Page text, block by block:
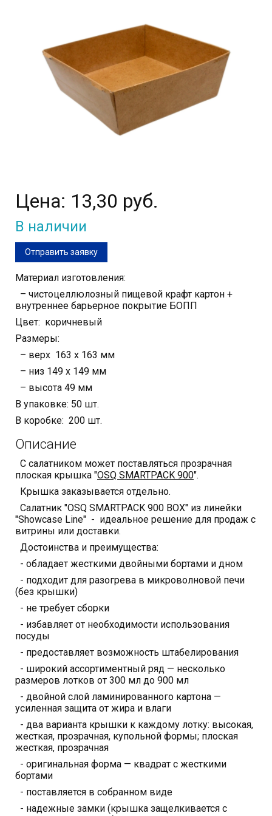
Цена: 13,30 руб.
В наличии
Отправить заявку
Материал изготовления:
– чистоцеллюлозный пищевой крафт картон +
внутреннее барьерное покрытие БОПП
Цвет: коричневый
Размеры:
– верх 163 х 163 мм
– низ 149 х 149 мм
– высота 49 мм
В упаковке: 50 шт.
В коробке: 200 шт.
Описание
С салатником может поставляться прозрачная
плоская крышка "OSQ SMARTPACK 900".
Крышка заказывается отдельно.
Салатник "OSQ SMARTPACK 900 BOX" из линейки
"Showcase Line" - идеальное решение для продаж с
витрины или доставки.
Достоинства и преимущества:
- обладает жесткими двойными бортами и дном
- подходит для разогрева в микроволновой печи
(без крышки)
- не требует сборки
- избавляет от необходимости использования
посуды
- предоставляет возможность штабелирования
- широкий ассортиментный ряд — несколько
размеров лотков от 300 мл до 900 мл
- двойной слой ламинированного картона —
усиленная защита от жира и влаги
- два варианта крышки к каждому лотку: высокая,
жесткая, прозрачная, купольной формы; плоская
жесткая, прозрачная
- оригинальная форма — квадрат с жесткими
бортами
- поставляется в собранном виде
- надежные замки (крышка защелкивается с